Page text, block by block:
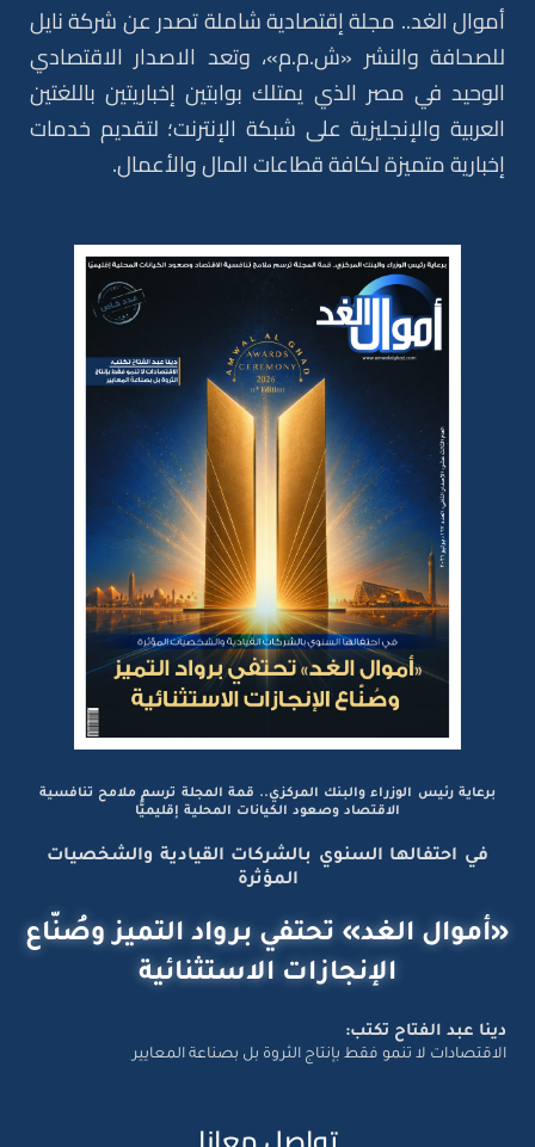
أموال الغد.. مجلة إقتصادية شاملة تصدر عن شركة نايل
للصحافة والنشر «ش.م.م»، وتعد الاصدار الاقتصادي
الوحيد في مصر الذي يمتلك بوابتين إخباريتين باللغتين
العربية والإنجليزية على شبكة الإنترنت؛ لتقديم خدمات
إخبارية متميزة لكافة قطاعات المال والأعمال.
برعاية رئيس الوزراء والبنك المركزي.. قمة المجلة ترسم ملامح تنافسية
الاقتصاد وصعود الكيانات المحلية إقليميًّا
في احتفالها السنوي بالشركات القيادية والشخصيات
المؤثرة
«أموال الغد» تحتفي برواد التميز وصُنّاع
الإنجازات الاستثنائية
دينا عبد الفتاح تكتب:
الاقتصادات لا تنمو فقط بإنتاج الثروة بل بصناعة المعايير